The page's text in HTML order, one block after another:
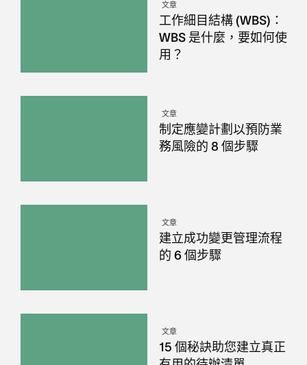
文章
工作細目結構 (WBS)：
WBS 是什麼，要如何使
用？
文章
制定應變計劃以預防業
務風險的 8 個步驟
文章
建立成功變更管理流程
的 6 個步驟
文章
15 個秘訣助您建立真正